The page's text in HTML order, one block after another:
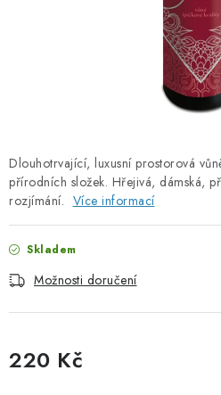
Obchodní podmínky
Natural Health Store
Slovník
Moje objednávka
Dlouhotrvající, luxusní prostorová
přírodních složek. Hřejivá, dámská,
rozjímání. Více informací
Skladem
Možnosti doručení
220 Kč